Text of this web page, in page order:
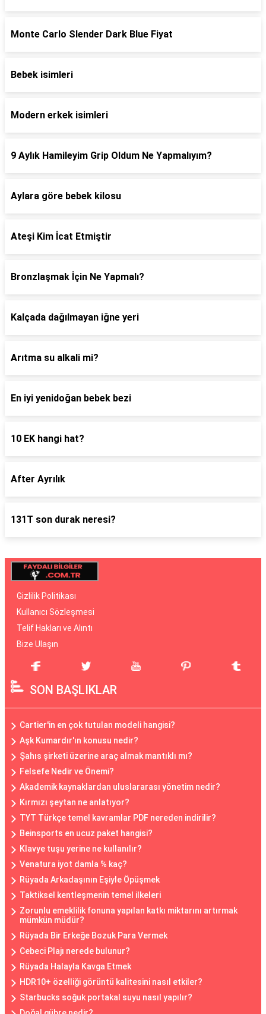
Monte Carlo Slender Dark Blue Fiyat
Bebek isimleri
Modern erkek isimleri
9 Aylık Hamileyim Grip Oldum Ne Yapmalıyım?
Aylara göre bebek kilosu
Ateşi Kim İcat Etmiştir
Bronzlaşmak İçin Ne Yapmalı?
Kalçada dağılmayan iğne yeri
Arıtma su alkali mi?
En iyi yenidoğan bebek bezi
10 EK hangi hat?
After Ayrılık
131T son durak neresi?
Gizlilik Politikası
Kullanıcı Sözleşmesi
Telif Hakları ve Alıntı
Bize Ulaşın
SON BAŞLIKLAR
Cartier'in en çok tutulan modeli hangisi?
Aşk Kumardır'ın konusu nedir?
Şahıs şirketi üzerine araç almak mantıklı mı?
Felsefe Nedir ve Önemi?
Akademik kaynaklardan uluslararası yönetim nedir?
Kırmızı şeytan ne anlatıyor?
TYT Türkçe temel kavramlar PDF nereden indirilir?
Beinsports en ucuz paket hangisi?
Klavye tuşu yerine ne kullanılır?
Venatura iyot damla % kaç?
Rüyada Arkadaşının Eşiyle Öpüşmek
Taktiksel kentleşmenin temel ilkeleri
Zorunlu emeklilik fonuna yapılan katkı miktarını artırmak
mümkün müdür?
Rüyada Bir Erkeğe Bozuk Para Vermek
Cebeci Plajı nerede bulunur?
Rüyada Halayla Kavga Etmek
HDR10+ özelliği görüntü kalitesini nasıl etkiler?
Starbucks soğuk portakal suyu nasıl yapılır?